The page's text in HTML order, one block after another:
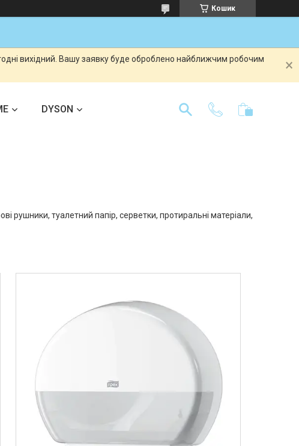
Кошик
вихідний. Вашу заявку буде оброблено найближчим робочим
DYSON
рушники, туалетний папір, серветки, протиральні матеріали,